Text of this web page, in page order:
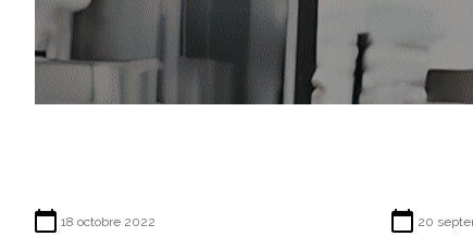
18 octobre 2022 20